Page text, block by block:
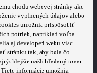
chodu webovej stránky ako
vyplnených údajov alebo
umožnia prispôsobiť
potrieb, napríklad voľba
aj developeri webu viac
stránku tak, aby bola čo
našli hľadaný tovar
Tieto informácie umožnia